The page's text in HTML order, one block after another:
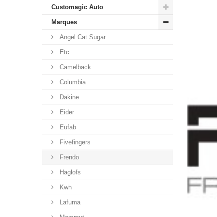
Customagic Auto
Marques
Angel Cat Sugar
Etc
Camelback
Columbia
Dakine
Eider
Eufab
Fivefingers
Frendo
Haglofs
Kwh
Lafuma